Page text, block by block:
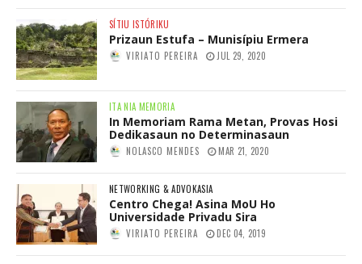
SÍTIU ISTÓRIKU
Prizaun Estufa – Munisípiu Ermera
VIRIATO PEREIRA JUL 29, 2020
ITA NIA MEMORIA
In Memoriam Rama Metan, Provas Hosi
Dedikasaun no Determinasaun
NOLASCO MENDES MAR 21, 2020
NETWORKING & ADVOKASIA
Centro Chega! Asina MoU Ho
Universidade Privadu Sira
VIRIATO PEREIRA DEC 04, 2019